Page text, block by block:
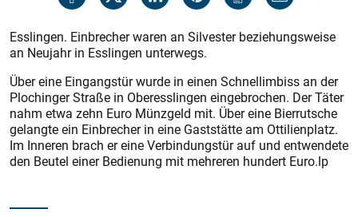
Esslingen. Einbrecher waren an Silvester beziehungsweise
an Neujahr in Esslingen unterwegs.
Über eine Eingangstür wurde in einen Schnellimbiss an der
Plochinger Straße in Oberesslingen eingebrochen. Der Täter
nahm etwa zehn Euro Münzgeld mit. Über eine Bierrutsche
gelangte ein Einbrecher in eine Gaststätte am Ottilienplatz.
Im Inneren brach er eine Verbindungstür auf und entwendete
den Beutel einer Bedienung mit mehreren hundert Euro.lp